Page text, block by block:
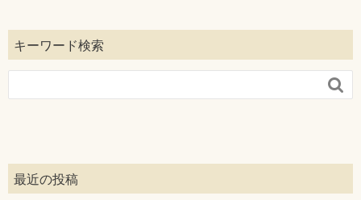
キーワード検索

最近の投稿